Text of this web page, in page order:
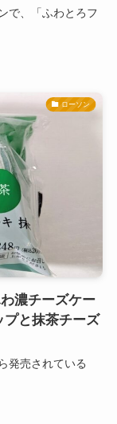
で、「ふわとろフ
ローソン
濃チーズケー
と抹茶チーズ
発売されている